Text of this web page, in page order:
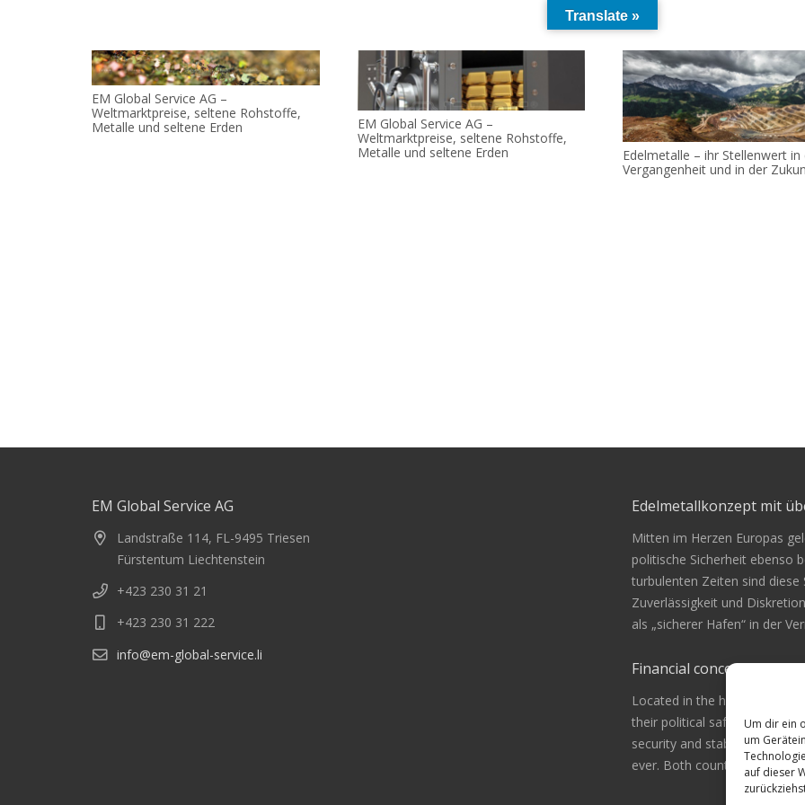
Um dir ein
um
auf dieser
EM Global Service AG –
Weltmarktpreise, seltene Rohstoffe,
Metalle und seltene Erden
EM Global Service AG –
Weltmarktpreise, seltene Rohstoffe,
Metalle und seltene Erden
Edelmetalle – ihr Stellenwert in
Vergangenheit und in der
EM Global Service AG
Landstraße 114, FL-9495 Triesen
Fürstentum Liechtenstein
+423 230 31 21
+423 230 31 222
info@em-global-service.li
Edelmetallkonzept mit
Mitten im Herzen Europas
politische Sicherheit ebenso
turbulenten Zeiten sind
Zuverlässigkeit und
als „sicherer Hafen“ in der
Financial concept of
Located in the heart of
their political safety as for
security and stability along
ever. Both countries are
Translate »